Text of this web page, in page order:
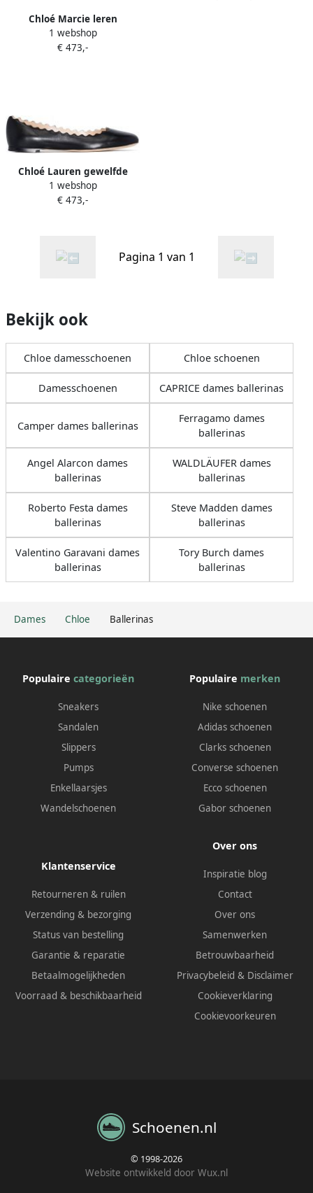
Dames Chloe Ballerinas
Chloé Marcie leren
ballerina's Zwart
1 webshop
€ 473,-
Chloé Lauren gewelfde
ballerina's Zwart
1 webshop
€ 473,-
Pagina 1 van 1
Bekijk ook
Chloe damesschoenen Chloe schoenen
Damesschoenen CAPRICE dames ballerinas
Camper dames ballerinas
Ferragamo dames
ballerinas
Angel Alarcon dames
ballerinas
WALDLÄUFER dames
ballerinas
Roberto Festa dames
ballerinas
Steve Madden dames
ballerinas
Valentino Garavani dames
ballerinas
Tory Burch dames
ballerinas
Populaire categorieën
Sneakers
Sandalen
Slippers
Pumps
Enkellaarsjes
Wandelschoenen
Populaire merken
Nike schoenen
Adidas schoenen
Clarks schoenen
Converse schoenen
Ecco schoenen
Gabor schoenen
Klantenservice
Retourneren & ruilen
Verzending & bezorging
Status van bestelling
Garantie & reparatie
Betaalmogelijkheden
Voorraad & beschikbaarheid
Over ons
Inspiratie blog
Contact
Over ons
Samenwerken
Betrouwbaarheid
Privacybeleid & Disclaimer
Cookieverklaring
Cookievoorkeuren
Schoenen.nl
© 1998-2026
Website ontwikkeld door Wux.nl